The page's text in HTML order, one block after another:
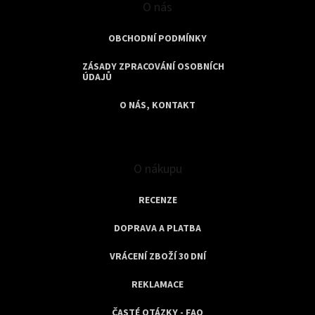
u
O nás
OBCHODNÍ PODMÍNKY
ZÁSADY ZPRACOVÁNÍ OSOBNÍCH
ÚDAJŮ
O NÁS, KONTAKT
O nákupu
RECENZE
DOPRAVA A PLATBA
VRÁCENÍ ZBOŽÍ 30 DNÍ
REKLAMACE